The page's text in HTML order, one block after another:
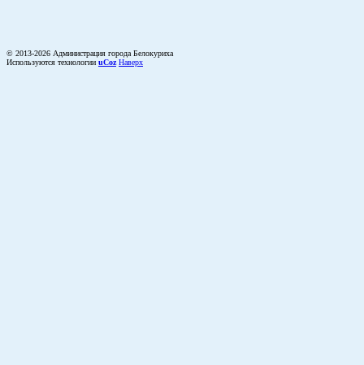
© 2013-2026 Администрация города Белокуриха
Используются технологии uCoz Наверх